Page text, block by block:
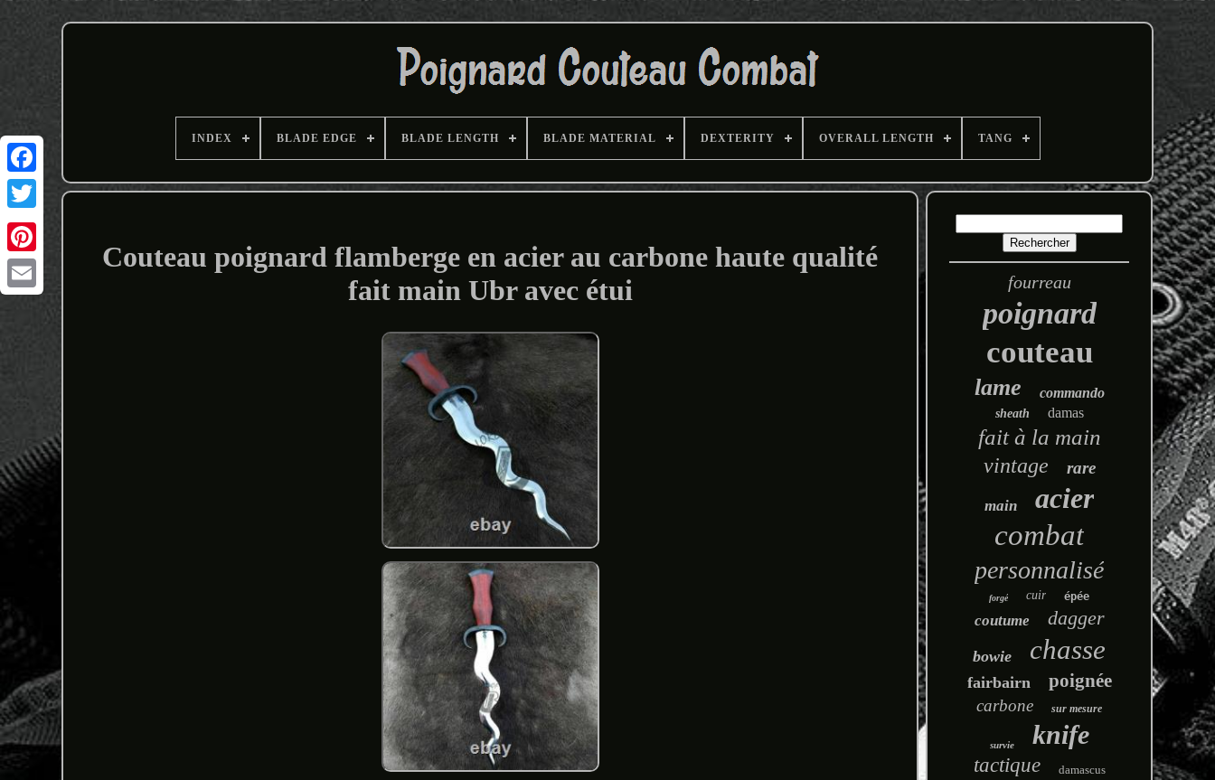
INDEX BLADE EDGE BLADE LENGTH BLADE MATERIAL DEXTERITY OVERALL LENGTH TANG
Couteau poignard flamberge en acier au carbone haute qualité
fait main Ubr avec étui
fourreau
poignard
couteau
lame commando
sheath damas
fait à la main
vintage rare
main
acier
combat
personnalisé
forgé cuir épée
coutume dagger
bowie chasse
fairbairn poignée
carbone sur mesure
survie knife
tactique damascus